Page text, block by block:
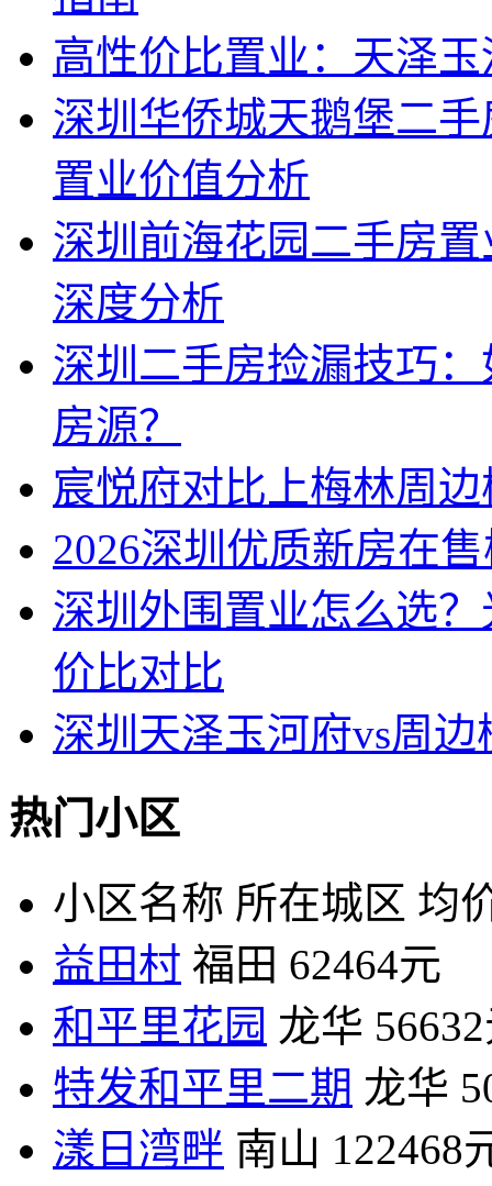
高性价比置业：天泽
深圳华侨城天鹅堡二
置业价值分析
深圳前海花园二手房
深度分析
深圳二手房捡漏技巧
房源？
宸悦府对比上梅林周
2026深圳优质新房在
深圳外围置业怎么选
价比对比
深圳天泽玉河府vs周
热门小区
小区名称 所在城区 均
益田村 福田 62464元
和平里花园 龙华
特发和平里二期 龙华
漾日湾畔 南山 122468